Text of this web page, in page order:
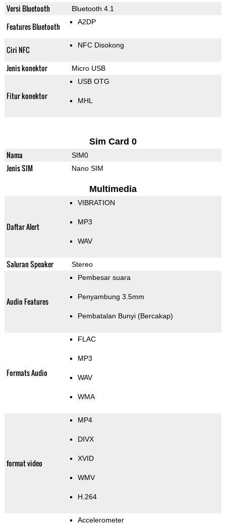
Versi Bluetooth Bluetooth 4.1
Features Bluetooth A2DP
Ciri NFC NFC Disokong
Jenis konektor Micro USB
Fitur konektor
USB OTG
MHL
Sim Card 0
Nama SIM0
Jenis SIM Nano SIM
Multimedia
Daftar Alert
VIBRATION
MP3
WAV
Saluran Speaker Stereo
Audio Features
Pembesar suara
Penyambung 3.5mm
Pembatalan Bunyi (Bercakap)
Formats Audio
FLAC
MP3
WAV
WMA
format video
MP4
DIVX
XVID
WMV
H.264
Accelerometer